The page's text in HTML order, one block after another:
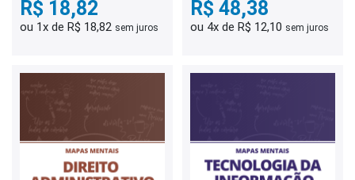
R$ 18,82
ou 1x de R$ 18,82 sem juros
R$ 48,38
ou 4x de R$ 12,10 sem juros